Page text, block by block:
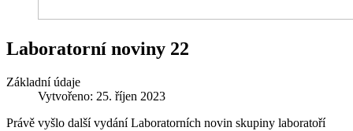
Laboratorní noviny 22
Základní údaje
Vytvořeno: 25. říjen 2023
Právě vyšlo další vydání Laboratorních novin skupiny laboratoří